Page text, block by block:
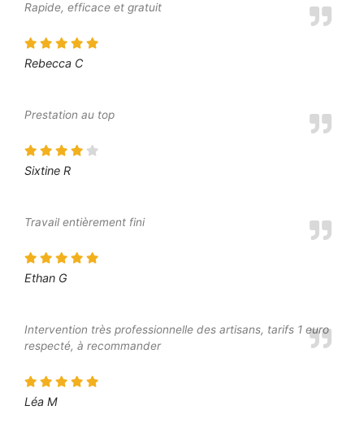
Rapide, efficace et gratuit
Rebecca C
Prestation au top
Sixtine R
Travail entièrement fini
Ethan G
Intervention très professionnelle des artisans, tarifs 1 euro
respecté, à recommander
Léa M